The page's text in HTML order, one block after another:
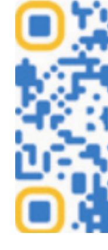
Amtliche
Mitteilungen
Baustellen